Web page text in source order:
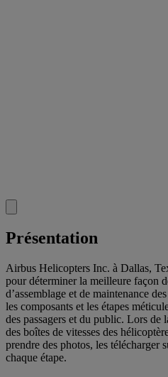
Présentation
Airbus Helicopters Inc. à Dallas,
pour déterminer la meilleure façon
d’assemblage et de maintenance
les composants et les étapes
des passagers et du public. Lors de
des boîtes de vitesses des
prendre des photos, les télécharger
chaque étape.